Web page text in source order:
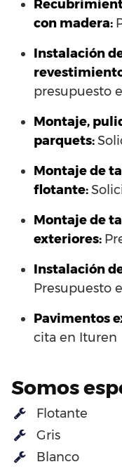
con madera:
Instalación
presupuesto
Montaje,
parquets:
Montaje de
flotante:
Montaje de
exteriores:
Instalación
Presupuesto
Pavimentos
cita en Ituren
Somos
Flotante
Gris
Blanco